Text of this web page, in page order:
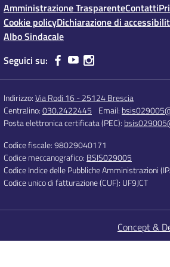
Amministrazione TrasparenteContatti
Cookie policyDichiarazione di
Albo Sindacale
Seguici su:
Indirizzo:Via Rodi 16 - 25124 Brescia
Centralino:030.2422445 Email:
Posta elettronica certificata (PEC):
Codice fiscale: 98029040171
Codice meccanografico: BSIS029005
Codice Indice delle Pubbliche Amministrazioni
Codice unico di fatturazione (CUF): UF9JCT
Concept &